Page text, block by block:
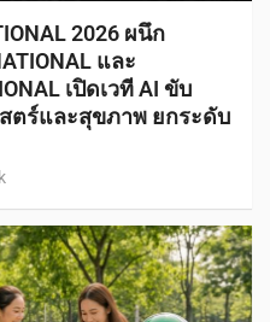
2026 ผนึก
และ
เปิดเวที AI ขับ
ตร์และสุขภาพ ยกระดับ